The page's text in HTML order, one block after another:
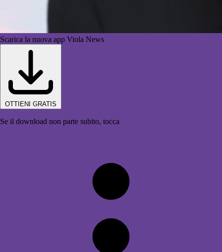
Scarica la nuova app Viola News
OTTIENI GRATIS
Se il download non parte subito, tocca